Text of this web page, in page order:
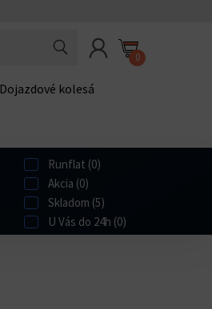
0
Dojazdové kolesá
Runflat (0)
Akcia (0)
Skladom (5)
U Vás do 24h (0)